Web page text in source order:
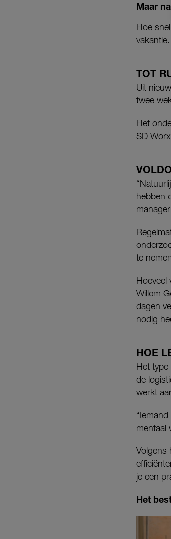
Maar
Hoe
vakantie.
TOT
Uit
twee
Het
SD
hebben
te
Hoeveel
Willem
dagen
nodig
HOE
Het type
de
werkt
mentaal
Volgens
je een
Het